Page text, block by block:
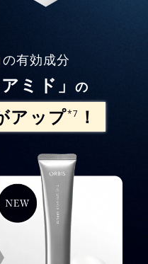
有効成分
ミド」の
アップ*7 ！